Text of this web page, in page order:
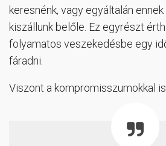
keresnénk, vagy egyáltalán ennek
kiszállunk belőle. Ez egyrészt
folyamatos veszekedésbe egy
fáradni.
Viszont a kompromisszumokkal